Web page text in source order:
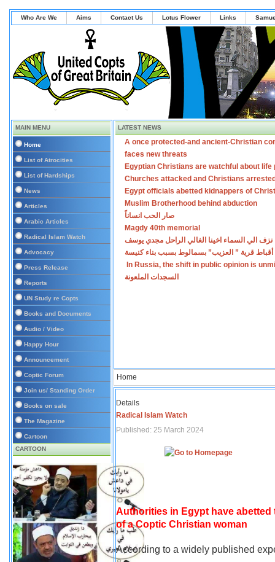
Who Are We Aims Contact Us Lotus Flower Links
MAIN MENU
Home
List of Atrocities
List of Hardships
News
Articles
Arabic Articles
Radical Islam Watch
Advocacy
Press Release
Reports
UN Study re Copts
Books and Documents
Audio / Video
Happy Hour
Announcement
Coptic Forum
Join us/ Standing Order
Books on sale
The Magazine
Cartoon
CARTOON
LATEST NEWS
A once protected-and ancient-Christian
faces new threats
Egyptian Christians are watchful about life
Churches attacked and Christians
Egypt officials abetted kidnappers of
Muslim Brotherhood behind abduction
صار الحب انساناً
Magdy 40th memorial
نزف الي السماء اخينا الغالي الراحل مجدي يوسف
أقباط قرية ” العزيب” بسمالوط بسبب بناء كنيسة
In Russia, the shift in public opinion is
السجدات الملعونة
Home
Details
Radical Islam Watch
Published: 25 March 2024
Authorities in Egypt have
of a Coptic Christian woman
According to a widely published